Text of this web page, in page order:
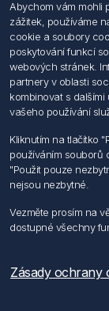
Hledat
Dodržování
Zásady
Podmínky
Všeobecné
Informace o
Můj účet
Můj účet
Objednávky
Adresy
Abychom vám mohli
zážitek, používáme
cookie a soubory
poskytování funkcí
webových stránek.
partnery v oblasti
kombinovat s
vašeho používání
Kliknutím na tlačítko
používáním souborů
"Použit pouze
nejsou nezbytné.
Vezměte prosím na
dostupné všechny
Zásady ochrany